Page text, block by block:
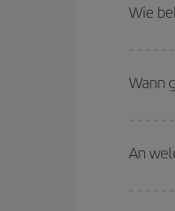
Wie
und bei
Wann
sind im
An